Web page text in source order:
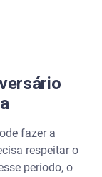
fazer a
respeitar o
período, o